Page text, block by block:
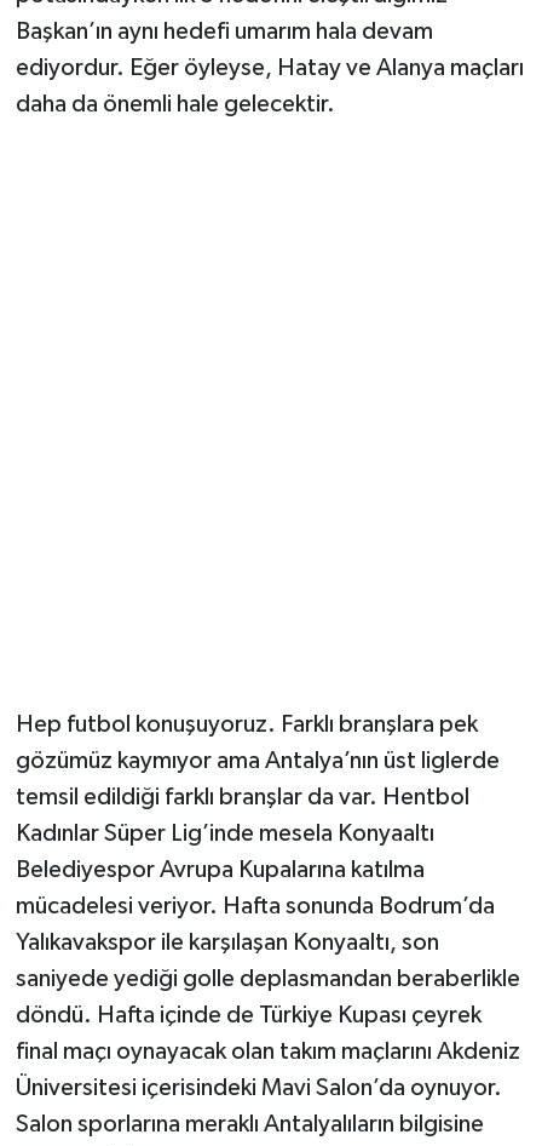
Başkan’ın aynı hedefi umarım hala devam
ediyordur. Eğer öyleyse, Hatay ve Alanya maçları
daha da önemli hale gelecektir.
Hep futbol konuşuyoruz. Farklı branşlara pek
gözümüz kaymıyor ama Antalya’nın üst liglerde
temsil edildiği farklı branşlar da var. Hentbol
Kadınlar Süper Lig’inde mesela Konyaaltı
Belediyespor Avrupa Kupalarına katılma
mücadelesi veriyor. Hafta sonunda Bodrum’da
Yalıkavakspor ile karşılaşan Konyaaltı, son
saniyede yediği golle deplasmandan beraberlikle
döndü. Hafta içinde de Türkiye Kupası çeyrek
final maçı oynayacak olan takım maçlarını Akdeniz
Üniversitesi içerisindeki Mavi Salon’da oynuyor.
Salon sporlarına meraklı Antalyalıların bilgisine